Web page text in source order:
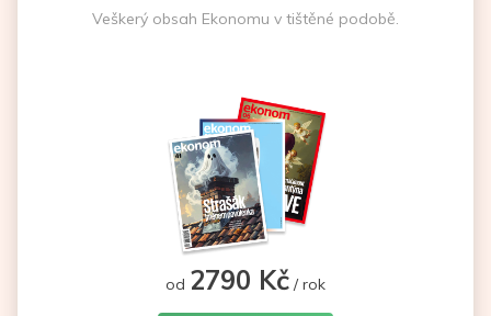
Veškerý obsah Ekonomu v tištěné podobě.
od 2790 Kč / rok